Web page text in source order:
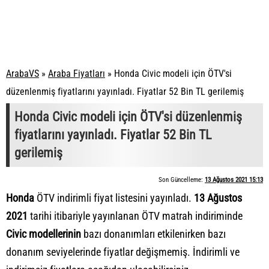
ArabaVS » Araba Fiyatları » Honda Civic modeli için ÖTV'si
düzenlenmiş fiyatlarını yayınladı. Fiyatlar 52 Bin TL gerilemiş
Honda Civic modeli için ÖTV'si düzenlenmiş
fiyatlarını yayınladı. Fiyatlar 52 Bin TL
gerilemiş
Son Güncelleme: 13 Ağustos 2021 15:13
Honda ÖTV indirimli fiyat listesini yayınladı. 13 Ağustos
2021 tarihi itibariyle yayınlanan ÖTV matrah indiriminde
Civic modellerinin bazı donanımları etkilenirken bazı
donanım seviyelerinde fiyatlar değişmemiş. İndirimli ve